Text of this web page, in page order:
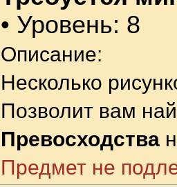
• Уровень: 8
Описание:
Несколько
Позволит вам
Превосходства
Предмет не